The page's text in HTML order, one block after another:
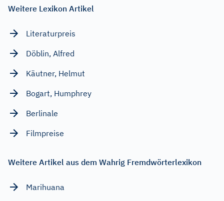
Weitere Lexikon Artikel
Literaturpreis
Döblin, Alfred
Käutner, Helmut
Bogart, Humphrey
Berlinale
Filmpreise
Weitere Artikel aus dem Wahrig Fremdwörterlexikon
Marihuana